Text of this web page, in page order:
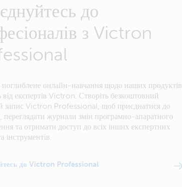
до
з Victron
поглиблене онлайн-навчання щодо наших продуктів
від експертів Victron. Створіть безкоштовний
запис Victron Professional, щоб приєднатися до
переглядати журнали змін програмно-апаратного
та отримати доступ до всіх інших експертних
інструментів.
до Victron Professional